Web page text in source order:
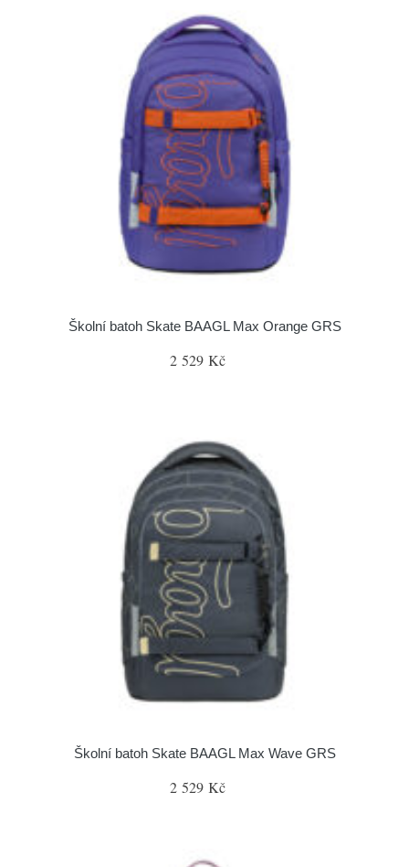
Školní batoh Skate BAAGL Max Orange GRS
2 529 Kč
Školní batoh Skate BAAGL Max Wave GRS
2 529 Kč